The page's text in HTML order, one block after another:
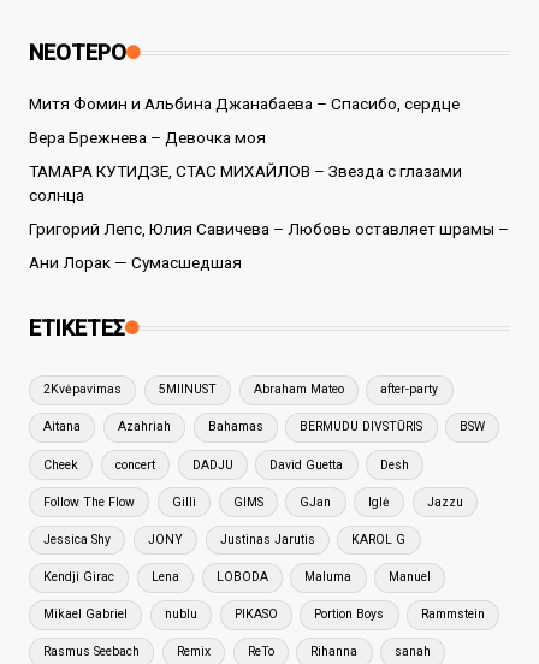
ΝΕΟΤΕΡΟ
Митя Фомин и Альбина Джанабаева – Спасибо, сердце
Вера Брежнева – Девочка моя
ТАМАРА КУТИДЗЕ, СТАС МИХАЙЛОВ – Звезда с глазами
солнца
Григорий Лепс, Юлия Савичева – Любовь оставляет шрамы –
Ани Лорак — Сумасшедшая
ΕΤΙΚΕΤΕΣ
2Kvėpavimas 5MIINUST Abraham Mateo after-party
Aitana Azahriah Bahamas BERMUDU DIVSTŪRIS BSW
Cheek concert DADJU David Guetta Desh
Follow The Flow Gilli GIMS GJan Iglė Jazzu
Jessica Shy JONY Justinas Jarutis KAROL G
Kendji Girac Lena LOBODA Maluma Manuel
Mikael Gabriel nublu PIKASO Portion Boys Rammstein
Rasmus Seebach Remix ReTo Rihanna sanah